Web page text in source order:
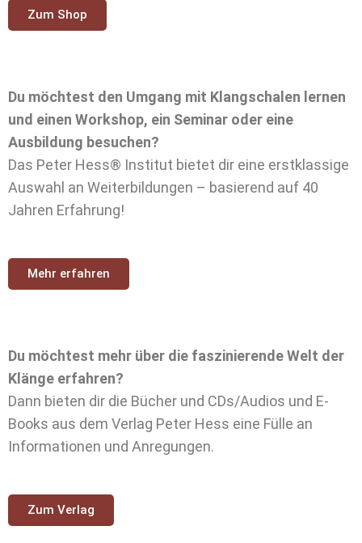
Zum Shop
Du möchtest den Umgang mit Klangschalen lernen
und einen Workshop, ein Seminar oder eine
Ausbildung besuchen?
Das Peter Hess® Institut bietet dir eine erstklassige
Auswahl an Weiterbildungen – basierend auf 40
Jahren Erfahrung!
Mehr erfahren
Du möchtest mehr über die faszinierende Welt der
Klänge erfahren?
Dann bieten dir die Bücher und CDs/Audios und E-
Books aus dem Verlag Peter Hess eine Fülle an
Informationen und Anregungen.
Zum Verlag